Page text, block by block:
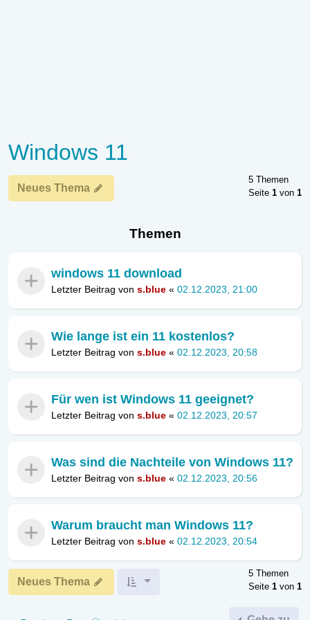
Windows 11
Neues Thema
5 Themen
Seite 1 von 1
Themen
windows 11 download
Letzter Beitrag von s.blue « 02.12.2023, 21:00
Wie lange ist ein 11 kostenlos?
Letzter Beitrag von s.blue « 02.12.2023, 20:58
Für wen ist Windows 11 geeignet?
Letzter Beitrag von s.blue « 02.12.2023, 20:57
Was sind die Nachteile von Windows 11?
Letzter Beitrag von s.blue « 02.12.2023, 20:56
Warum braucht man Windows 11?
Letzter Beitrag von s.blue « 02.12.2023, 20:54
Neues Thema
5 Themen
Seite 1 von 1